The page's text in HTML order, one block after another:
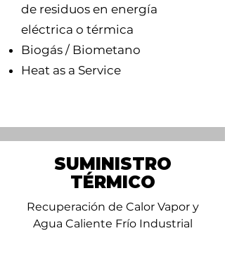
de residuos en energía
eléctrica o térmica
Biogás / Biometano
Heat as a Service
SUMINISTRO
TÉRMICO
Recuperación de Calor Vapor y
Agua Caliente Frío Industrial